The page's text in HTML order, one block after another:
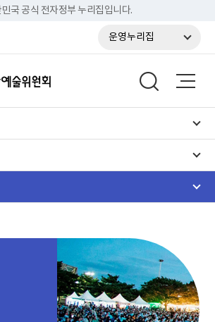
국 공식 전자정부 누리집입니다.
운영누리집